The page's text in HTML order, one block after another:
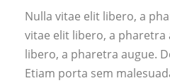
Nulla vitae elit libero, a
vitae elit libero, a pharetra
libero, a pharetra augue.
Etiam porta sem